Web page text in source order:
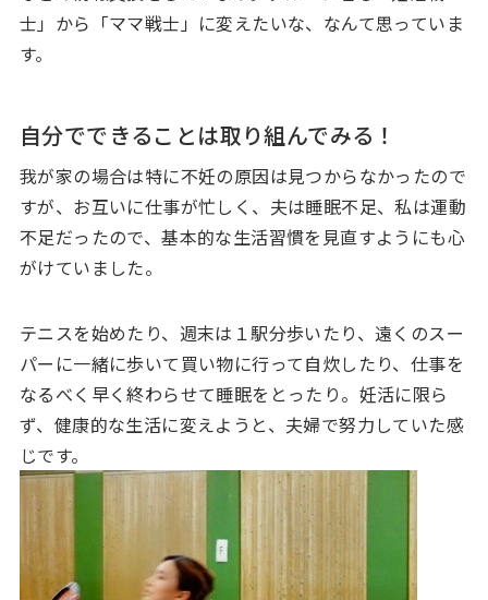
士」から「ママ戦士」に変えたいな、なんて思っていま
す。
自分でできることは取り組んでみる！
我が家の場合は特に不妊の原因は見つからなかったので
すが、お互いに仕事が忙しく、夫は睡眠不足、私は運動
不足だったので、基本的な生活習慣を見直すようにも心
がけていました。
テニスを始めたり、週末は１駅分歩いたり、遠くのスー
パーに一緒に歩いて買い物に行って自炊したり、仕事を
なるべく早く終わらせて睡眠をとったり。妊活に限ら
ず、健康的な生活に変えようと、夫婦で努力していた感
じです。